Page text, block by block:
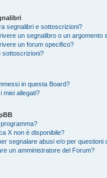
segnalibri e sottoscrizioni?
un segnalibro o un argomento
un forum specifico?
sottoscrizioni?
in questa Board?
miei allegati?
X non è disponibile?
segnalare abusi e/o per questioni
un amministratore del Forum?